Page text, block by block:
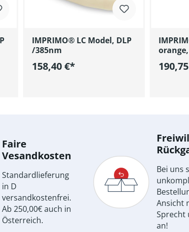
IMPRIMO® LC Model, DLP
/385nm
158,40 €*
Faire
Vesandkosten
Standardlieferung
in D
versandkostenfrei.
Ab 250,00€ auch in
Österreich.
Bei uns
Ansicht
Sprecht
an!